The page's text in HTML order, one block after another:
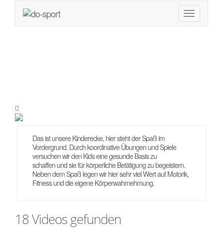
Das ist unsere Kinderecke, hier steht der Spaß im
Vordergrund. Durch koordinative Übungen und Spiele
versuchen wir den Kids eine gesunde Basis zu
schaffen und sie für körperliche Betätigung zu begeistern.
Neben dem Spaß legen wir hier sehr viel Wert auf Motorik,
Fitness und die eigene Körperwahrnehmung.
18 Videos gefunden